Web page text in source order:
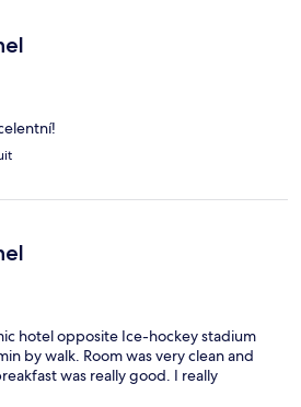
hotel opposite Ice-hockey stadium
by walk. Room was very clean and
was really good. I really